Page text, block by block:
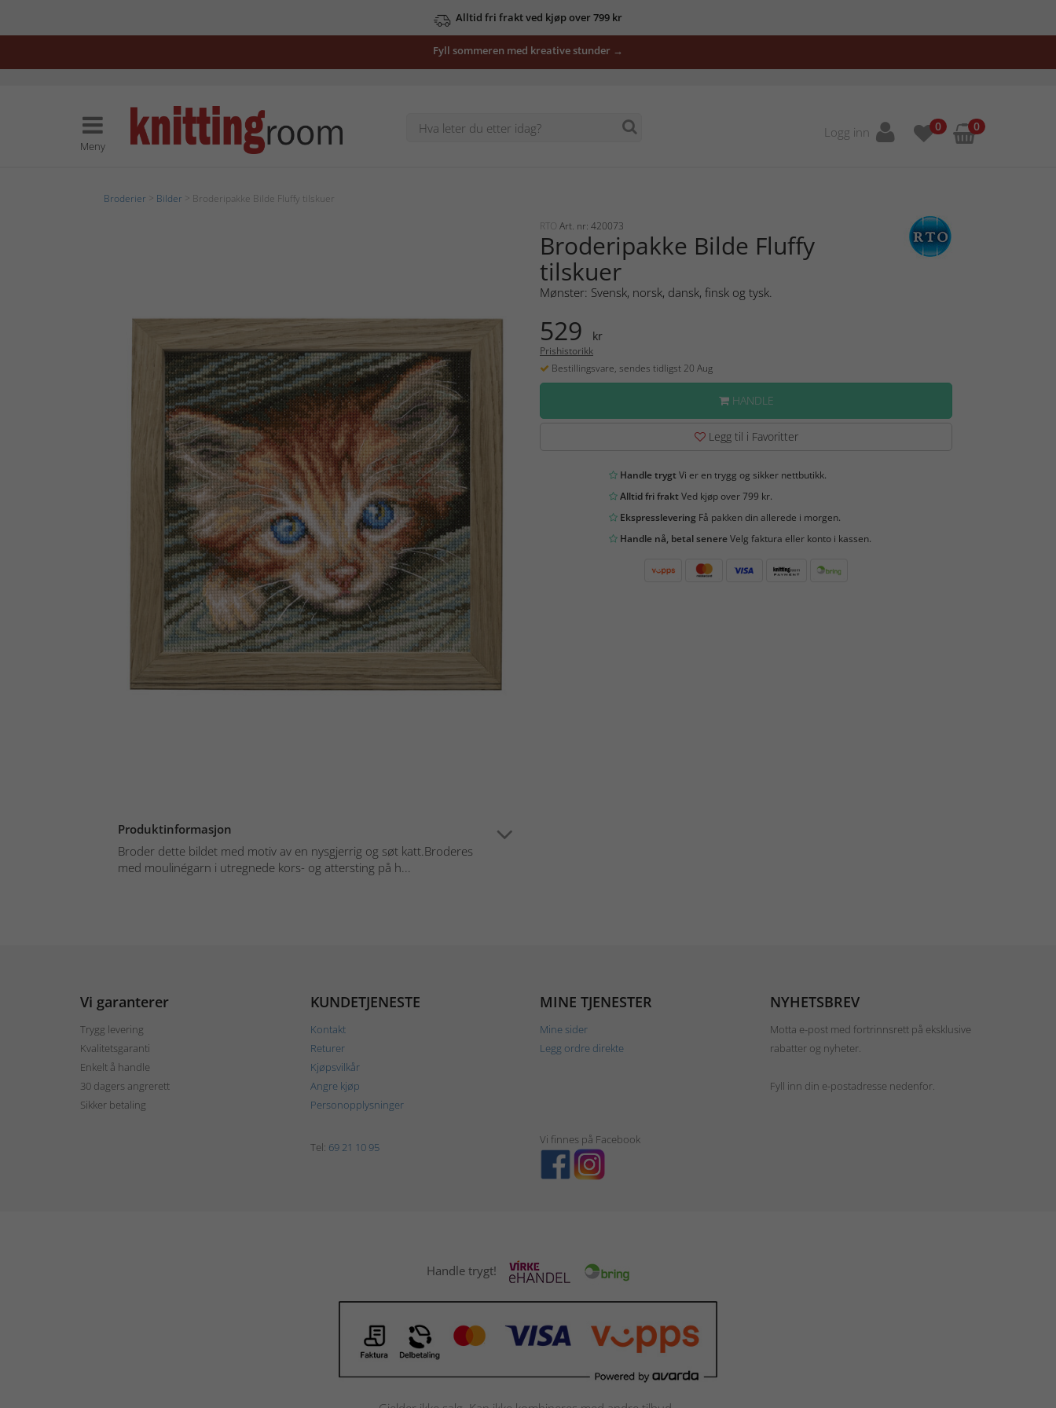
Alltid fri frakt ved kjøp over 799 kr
Fyll sommeren med kreative stunder →
Meny
Logg inn 0 0
Broderier Bilder > Broderipakke Bilde Fluffy tilskuer
Produktinformasjon
Broder dette bildet med motiv av en nysgjerrig og søt katt.Broderes
med moulinégarn i utregnede kors- og attersting på h...
RTO Art. nr: 420073
Broderipakke Bilde Fluffy
tilskuer
Mønster: Svensk, norsk, dansk, finsk og tysk.
529 kr
Prishistorikk
Bestillingsvare, sendes tidligst 20 Aug
HANDLE
Legg til i Favoritter
Handle trygtVi er en trygg og sikker nettbutikk.
Alltid fri fraktVed kjøp over 799 kr.
EkspressleveringFå pakken din allerede i morgen.
Handle nå, betal senereVelg faktura eller konto i kassen.
Vi garanterer
Trygg levering
Kvalitetsgaranti
Enkelt å handle
30 dagers angrerett
Sikker betaling
KUNDETJENESTE
Kontakt
Returer
Kjøpsvilkår
Angre kjøp
Personopplysninger
MINE TJENESTER
Mine sider
Legg ordre direkte
NYHETSBREV
Motta e-post med fortrinnsrett på eksklusive
rabatter og nyheter.
Fyll inn din e-postadresse nedenfor.
Tel: 69 21 10 95
Vi finnes på Facebook
Handle trygt!